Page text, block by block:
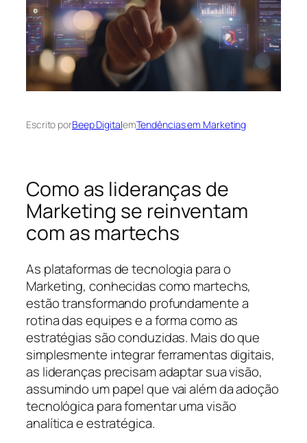
Escrito porBeep DigitalemTendências em Marketing
Como as lideranças de
Marketing se reinventam
com as martechs
As plataformas de tecnologia para o
Marketing, conhecidas como martechs,
estão transformando profundamente a
rotina das equipes e a forma como as
estratégias são conduzidas. Mais do que
simplesmente integrar ferramentas digitais,
as lideranças precisam adaptar sua visão,
assumindo um papel que vai além da adoção
tecnológica para fomentar uma visão
analítica e estratégica.